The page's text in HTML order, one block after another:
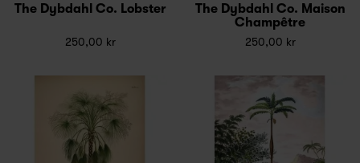
The Dybdahl Co. Lobster
250,00 kr
The Dybdahl Co. Maison
Champêtre
250,00 kr